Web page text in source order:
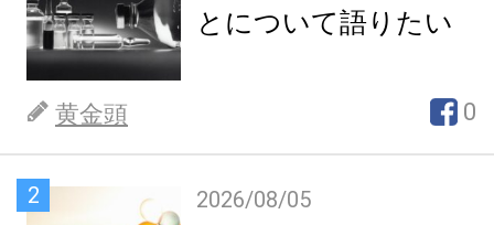
とについて語りたい
黄金頭 0
2 2026/08/05